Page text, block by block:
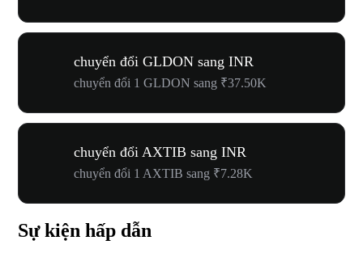
chuyển đổi GLDON sang INR
chuyển đổi 1 GLDON sang ₹37.50K
chuyển đổi AXTIB sang INR
chuyển đổi 1 AXTIB sang ₹7.28K
Sự kiện hấp dẫn